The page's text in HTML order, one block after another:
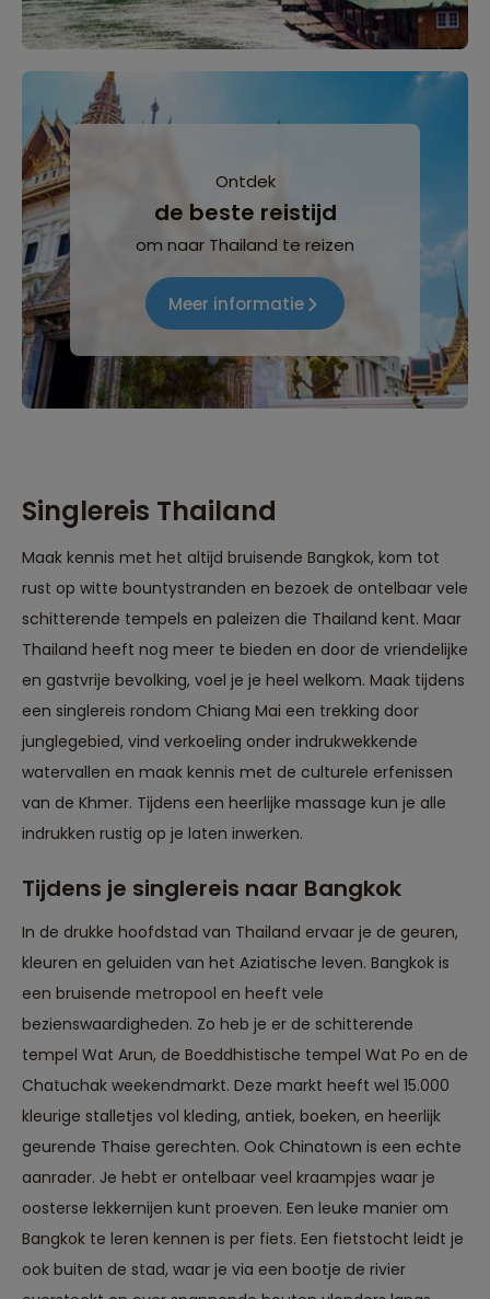
Ontdek
de beste reistijd
om naar Thailand te reizen
Meer informatie
Singlereis Thailand
Maak kennis met het altijd bruisende Bangkok, kom tot
rust op witte bountystranden en bezoek de ontelbaar vele
schitterende tempels en paleizen die Thailand kent. Maar
Thailand heeft nog meer te bieden en door de vriendelijke
en gastvrije bevolking, voel je je heel welkom. Maak tijdens
een singlereis rondom Chiang Mai een trekking door
junglegebied, vind verkoeling onder indrukwekkende
watervallen en maak kennis met de culturele erfenissen
van de Khmer. Tijdens een heerlijke massage kun je alle
indrukken rustig op je laten inwerken.
Tijdens je singlereis naar Bangkok
In de drukke hoofdstad van Thailand ervaar je de geuren,
kleuren en geluiden van het Aziatische leven. Bangkok is
een bruisende metropool en heeft vele
bezienswaardigheden. Zo heb je er de schitterende
tempel Wat Arun, de Boeddhistische tempel Wat Po en de
Chatuchak weekendmarkt. Deze markt heeft wel 15.000
kleurige stalletjes vol kleding, antiek, boeken, en heerlijk
geurende Thaise gerechten. Ook Chinatown is een echte
aanrader. Je hebt er ontelbaar veel kraampjes waar je
oosterse lekkernijen kunt proeven. Een leuke manier om
Bangkok te leren kennen is per fiets. Een fietstocht leidt je
ook buiten de stad, waar je via een bootje de rivier